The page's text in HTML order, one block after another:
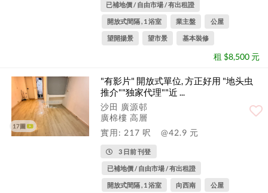
已補地價 / 自由市場 / 有出租證
開放式間隔 , 1 浴室 業主盤 公屋
望開揚景 望市景 基本裝修
租 $8,500 元
17圖
"有影片" 開放式單位, 方正好用 "地头虫
推介""独家代理""近 ...
沙田 廣源邨
廣棉樓 高層
實用: 217 呎
@42.9 元
3 日前 刊登
已補地價 / 自由市場 / 有出租證
開放式間隔 , 1 浴室 向西南 公屋